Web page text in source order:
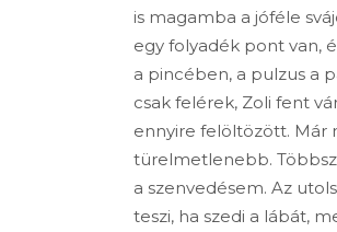
is magamba a jóféle
egy folyadék pont van,
a pincében, a pulzus a
csak felérek, Zoli fent
ennyire felöltözött. Már
türelmetlenebb.
a szenvedésem. Az
teszi, ha szedi a lábát,